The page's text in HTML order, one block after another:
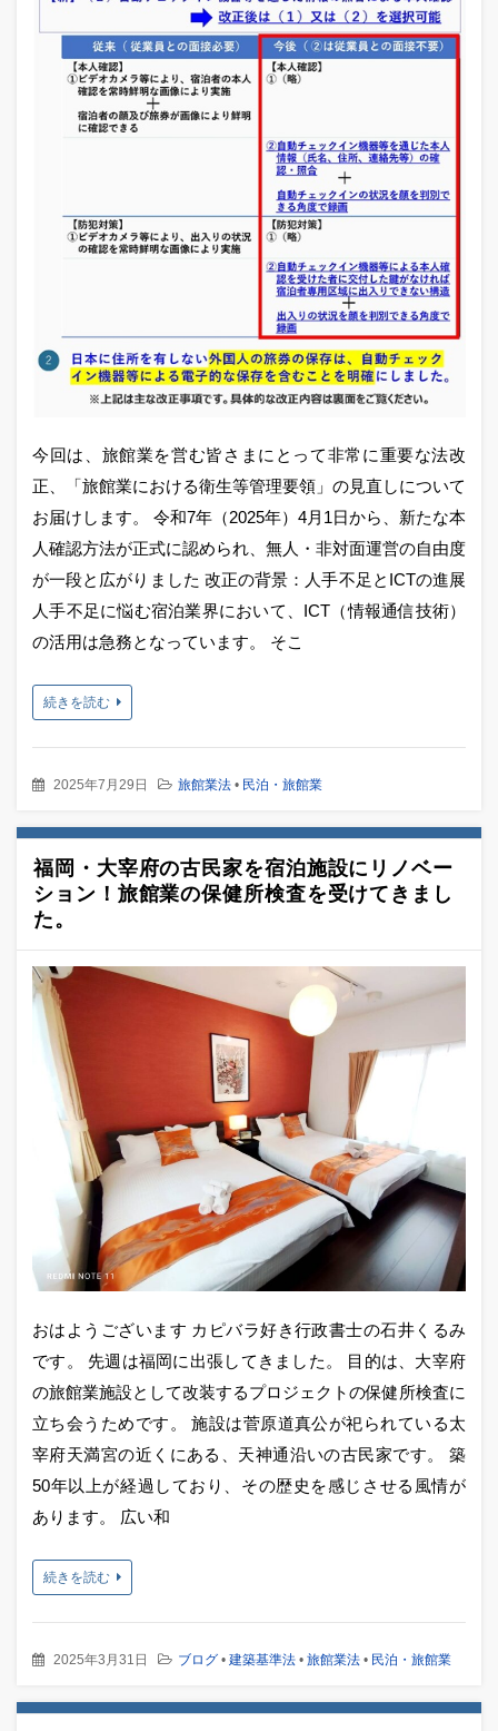
今回は、旅館業を営む皆さまにとって非常に重要な法改
正、「旅館業における衛生等管理要領」の見直しについて
お届けします。 令和7年（2025年）4月1日から、新たな本
人確認方法が正式に認められ、無人・非対面運営の自由度
が一段と広がりました 改正の背景：人手不足とICTの進展
人手不足に悩む宿泊業界において、ICT（情報通信技術）
の活用は急務となっています。 そこ
続きを読む
2025年7月29日 旅館業法 • 民泊・旅館業
福岡・大宰府の古民家を宿泊施設にリノベー
ション！旅館業の保健所検査を受けてきまし
た。
おはようございます カピバラ好き行政書士の石井くるみ
です。 先週は福岡に出張してきました。 目的は、大宰府
の旅館業施設として改装するプロジェクトの保健所検査に
立ち会うためです。 施設は菅原道真公が祀られている太
宰府天満宮の近くにある、天神通沿いの古民家です。 築
50年以上が経過しており、その歴史を感じさせる風情が
あります。 広い和
続きを読む
2025年3月31日 ブログ • 建築基準法 • 旅館業法 • 民泊・旅館業